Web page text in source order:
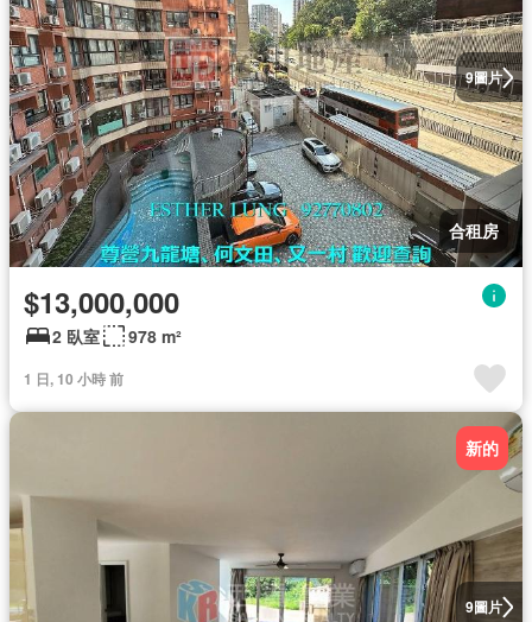
9圖片
合租房
$13,000,000
2 臥室 978 m²
1 日, 10 小時 前
9圖片
新的